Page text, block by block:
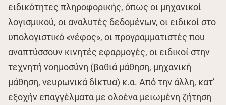
ειδικότητες πληροφορικής, όπως οι μηχανικοί
λογισμικού, οι αναλυτές δεδομένων, οι ειδικοί στο
υπολογιστικό «νέφος», οι προγραμματιστές που
αναπτύσσουν κινητές εφαρμογές, οι ειδικοί στην
τεχνητή νοημοσύνη (βαθιά μάθηση, μηχανική
μάθηση, νευρωνικά δίκτυα) κ.α. Από την άλλη, κατ’
εξοχήν επαγγέλματα με ολοένα μειωμένη ζήτηση